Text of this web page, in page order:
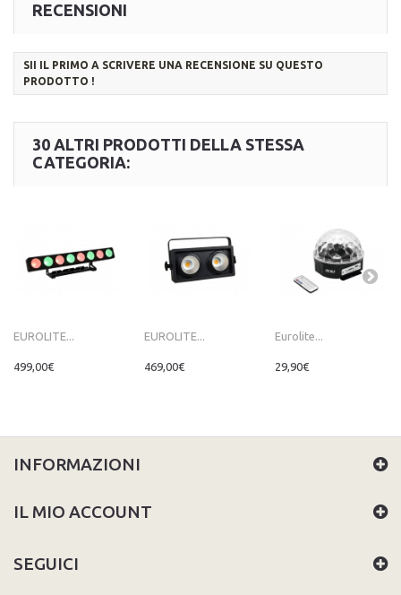
RECENSIONI
SII IL PRIMO A SCRIVERE UNA RECENSIONE SU QUESTO
PRODOTTO !
30 ALTRI PRODOTTI DELLA STESSA
CATEGORIA:
EUROLITE...
499,00€
EUROLITE...
469,00€
Eurolite...
29,90€
INFORMAZIONI
IL MIO ACCOUNT
SEGUICI